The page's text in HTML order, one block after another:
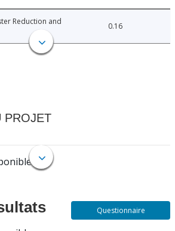
Reduction and
0.16
PROJET
Questionnaire